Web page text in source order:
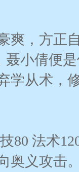
爽，方正
聂小倩便
学从术，
80 法术
奥义攻击